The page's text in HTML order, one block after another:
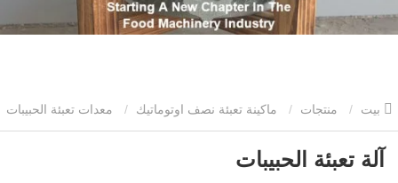
منتجات ماكينة تعبئة نصف اوتوماتيك معدات تعبئة الحبيبات
آلة تعبئة الحبيباتآلة تعبئة الحبيبات